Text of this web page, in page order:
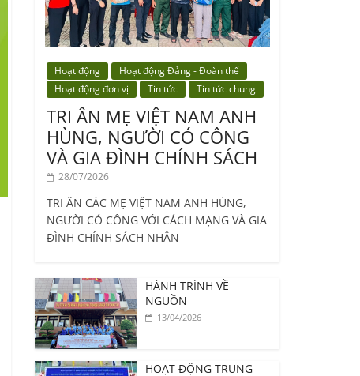
Hoạt động
Hoạt động Đảng - Đoàn thể
Hoạt động đơn vị
Tin tức Tin tức chung
TRI ÂN MẸ VIỆT NAM ANH
HÙNG, NGƯỜI CÓ CÔNG
VÀ GIA ĐÌNH CHÍNH SÁCH
28/07/2026
TRI ÂN CÁC MẸ VIỆT NAM ANH HÙNG,
NGƯỜI CÓ CÔNG VỚI CÁCH MẠNG VÀ GIA
ĐÌNH CHÍNH SÁCH NHÂN
HÀNH TRÌNH VỀ
NGUỒN
13/04/2026
HOẠT ĐỘNG TRUNG